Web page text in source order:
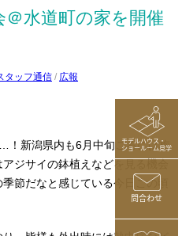
モデルハウス・
ショールーム見学
問合わせ
＠水道町の家を開催
タッフ通信 / 広報
！新潟県内も6月中旬ごろには梅
ジサイの鉢植えなどを見る機会
節だなと感じている今日この頃